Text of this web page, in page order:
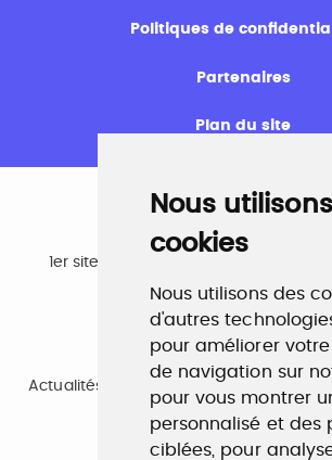
Nous
cookies
Nous utilisons des
d'autres
pour améliorer
de navigation sur
pour vous montrer
personnalisé et des
ciblées, pour
Politiques de
Partenaires
Plan du site
Emploi
1er site emploi du secteur culturel
Formation
Actualités, guide et annuaire des
de la culture.
www.profilculture-